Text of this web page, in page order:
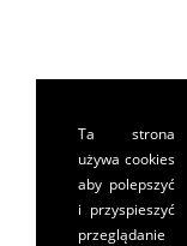
Ta strona
używa cookies
aby polepszyć
i przyspieszyć
przeglądanie